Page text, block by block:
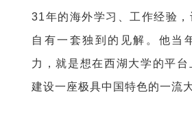
31年的海外学习、工作经验
自有一套独到的见解。他当
力，就是想在西湖大学的平
建设一座极具中国特色的一流大